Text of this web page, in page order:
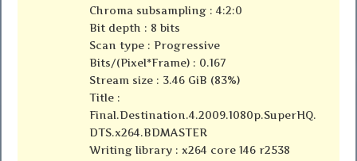
Chroma subsampling : 4:2:0
Bit depth : 8 bits
Scan type : Progressive
Bits/(Pixel*Frame) : 0.167
Stream size : 3.46 GiB (83%)
Title :
Final.Destination.4.2009.1080p.SuperHQ.
DTS.x264.BDMASTER
Writing library : x264 core 146 r2538